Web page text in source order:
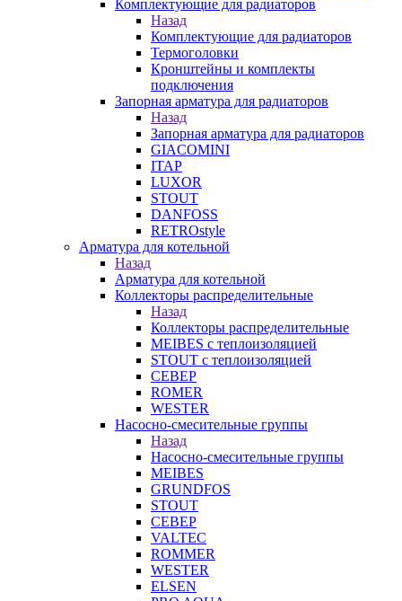
Комплектующие для радиаторов
Назад
Комплектующие для радиаторов
Термоголовки
Кронштейны и комплекты
подключения
Запорная арматура для радиаторов
Назад
Запорная арматура для радиаторов
GIACOMINI
ITAP
LUXOR
STOUT
DANFOSS
RETROstyle
Арматура для котельной
Назад
Арматура для котельной
Коллекторы распределительные
Назад
Коллекторы распределительные
MEIBES с теплоизоляцией
STOUT с теплоизоляцией
СЕВЕР
ROMER
WESTER
Насосно-смесительные группы
Назад
Насосно-смесительные группы
MEIBES
GRUNDFOS
STOUT
СЕВЕР
VALTEC
ROMMER
WESTER
ELSEN